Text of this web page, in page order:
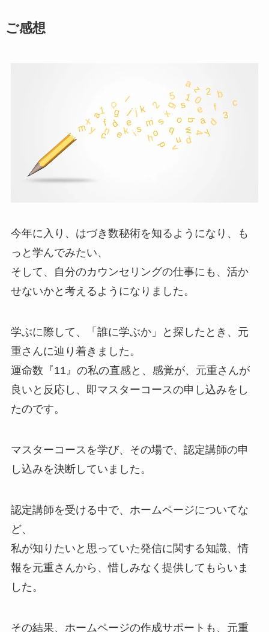
ご感想
今年に入り、はづき数秘術を知るようになり、も
っと学んでみたい、
そして、自分のカウンセリングの仕事にも、活か
せないかと考えるようになりました。
学ぶに際して、「誰に学ぶか」と探したとき、元
重さんに辿り着きました。
運命数『11』の私の直感と、感覚が、元重さんが
良いと反応し、即マスターコースの申し込みをし
たのです。
マスターコースを学び、その場で、認定講師の申
し込みを決断していました。
認定講師を受ける中で、ホームページについてな
ど、
私が知りたいと思っていた発信に関する知識、情
報を元重さんから、惜しみなく提供してもらいま
した。
その結果、ホームページの作成サポートも、元重